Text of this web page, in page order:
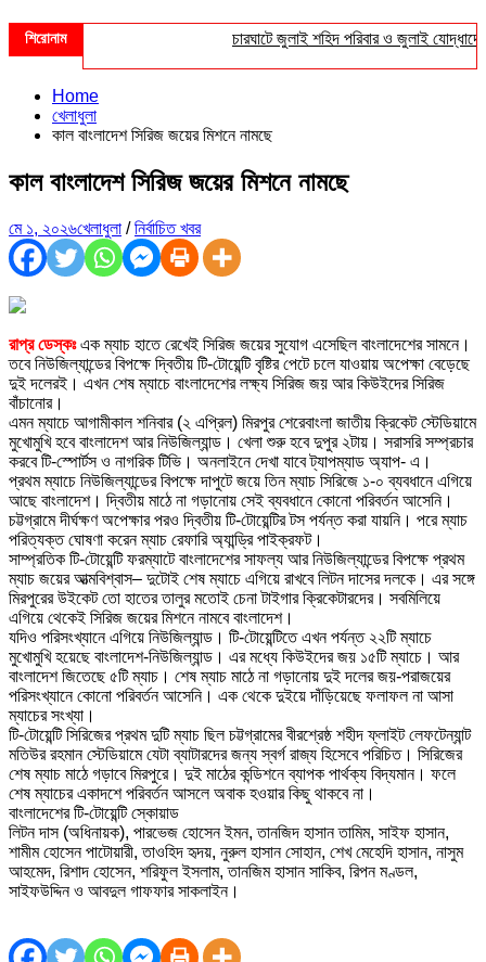
শিরোনাম চারঘাটে জুলাই শহিদ পরিবার ও জুলাই যোদ্ধাদের
Home
খেলাধুলা
কাল বাংলাদেশ সিরিজ জয়ের মিশনে নামছে
কাল বাংলাদেশ সিরিজ জয়ের মিশনে নামছে
মে ১, ২০২৬খেলাধুলা /নির্বাচিত খবর
রাপ্র ডেস্কঃ এক ম্যাচ হাতে রেখেই সিরিজ জয়ের সুযোগ এসেছিল বাংলাদেশের সামনে।
তবে নিউজিল্যান্ডের বিপক্ষে দ্বিতীয় টি-টোয়েন্টি বৃষ্টির পেটে চলে যাওয়ায় অপেক্ষা বেড়েছে
দুই দলেরই। এখন শেষ ম্যাচে বাংলাদেশের লক্ষ্য সিরিজ জয় আর কিউইদের সিরিজ
বাঁচানোর।
এমন ম্যাচে আগামীকাল শনিবার (২ এপ্রিল) মিরপুর শেরেবাংলা জাতীয় ক্রিকেট স্টেডিয়ামে
মুখোমুখি হবে বাংলাদেশ আর নিউজিল্যান্ড। খেলা শুরু হবে দুপুর ২টায়। সরাসরি সম্প্রচার
করবে টি-স্পোর্টস ও নাগরিক টিভি। অনলাইনে দেখা যাবে ট্যাপম্যাড অ্যাপ- এ।
প্রথম ম্যাচে নিউজিল্যান্ডের বিপক্ষে দাপুটে জয়ে তিন ম্যাচ সিরিজে ১-০ ব্যবধানে এগিয়ে
আছে বাংলাদেশ। দ্বিতীয় মাঠে না গড়ানোয় সেই ব্যবধানে কোনো পরিবর্তন আসেনি।
চট্টগ্রামে দীর্ঘক্ষণ অপেক্ষার পরও দ্বিতীয় টি-টোয়েন্টির টস পর্যন্ত করা যায়নি। পরে ম্যাচ
পরিত্যক্ত ঘোষণা করেন ম্যাচ রেফারি অ্যান্ড্রি পাইক্রফট।
সাম্প্রতিক টি-টোয়েন্টি ফরম্যাটে বাংলাদেশের সাফল্য আর নিউজিল্যান্ডের বিপক্ষে প্রথম
ম্যাচ জয়ের আত্মবিশ্বাস– দুটোই শেষ ম্যাচে এগিয়ে রাখবে লিটন দাসের দলকে। এর সঙ্গে
মিরপুরের উইকেট তো হাতের তালুর মতোই চেনা টাইগার ক্রিকেটারদের। সবমিলিয়ে
এগিয়ে থেকেই সিরিজ জয়ের মিশনে নামবে বাংলাদেশ।
যদিও পরিসংখ্যানে এগিয়ে নিউজিল্যান্ড। টি-টোয়েন্টিতে এখন পর্যন্ত ২২টি ম্যাচে
মুখোমুখি হয়েছে বাংলাদেশ-নিউজিল্যান্ড। এর মধ্যে কিউইদের জয় ১৫টি ম্যাচে। আর
বাংলাদেশ জিতেছে ৫টি ম্যাচ। শেষ ম্যাচ মাঠে না গড়ানোয় দুই দলের জয়-পরাজয়ের
পরিসংখ্যানে কোনো পরিবর্তন আসেনি। এক থেকে দুইয়ে দাঁড়িয়েছে ফলাফল না আসা
ম্যাচের সংখ্যা।
টি-টোয়েন্টি সিরিজের প্রথম দুটি ম্যাচ ছিল চট্টগ্রামের বীরশ্রেষ্ঠ শহীদ ফ্লাইট লেফটেন্যান্ট
মতিউর রহমান স্টেডিয়ামে যেটা ব্যাটারদের জন্য স্বর্গ রাজ্য হিসেবে পরিচিত। সিরিজের
শেষ ম্যাচ মাঠে গড়াবে মিরপুরে। দুই মাঠের কন্ডিশনে ব্যাপক পার্থক্য বিদ্যমান। ফলে
শেষ ম্যাচের একাদশে পরিবর্তন আসলে অবাক হওয়ার কিছু থাকবে না।
বাংলাদেশের টি-টোয়েন্টি স্কোয়াড
লিটন দাস (অধিনায়ক), পারভেজ হোসেন ইমন, তানজিদ হাসান তামিম, সাইফ হাসান,
শামীম হোসেন পাটোয়ারী, তাওহিদ হৃদয়, নুরুল হাসান সোহান, শেখ মেহেদি হাসান, নাসুম
আহমেদ, রিশাদ হোসেন, শরিফুল ইসলাম, তানজিম হাসান সাকিব, রিপন মণ্ডল,
সাইফউদ্দিন ও আবদুল গাফফার সাকলাইন।